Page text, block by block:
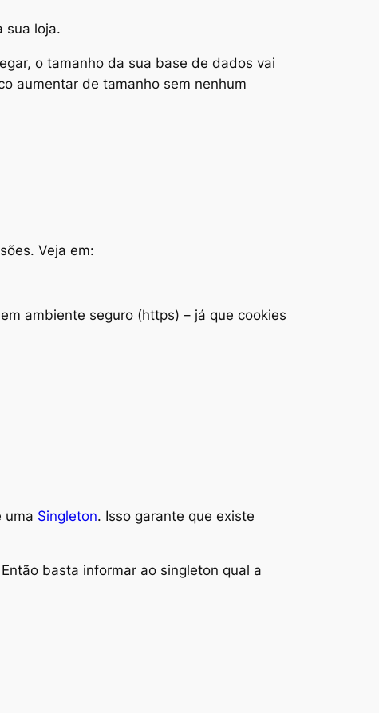
sua loja.
o tamanho da sua base de dados vai
aumentar de tamanho sem nenhum
Veja em:
ambiente seguro (https) – já que cookies
uma Singleton. Isso garante que existe
basta informar ao singleton qual a